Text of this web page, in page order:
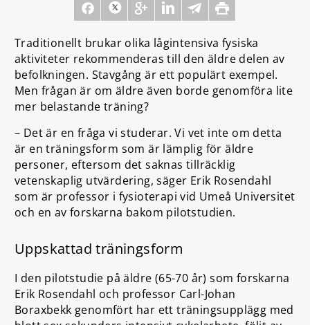
Traditionellt brukar olika lågintensiva fysiska
aktiviteter rekommenderas till den äldre delen av
befolkningen. Stavgång är ett populärt exempel.
Men frågan är om äldre även borde genomföra lite
mer belastande träning?
– Det är en fråga vi studerar. Vi vet inte om detta
är en träningsform som är lämplig för äldre
personer, eftersom det saknas tillräcklig
vetenskaplig utvärdering, säger Erik Rosendahl
som är professor i fysioterapi vid Umeå Universitet
och en av forskarna bakom pilotstudien.
Uppskattad träningsform
I den pilotstudie på äldre (65-70 år) som forskarna
Erik Rosendahl och professor Carl-Johan
Boraxbekk genomfört har ett träningsupplägg med